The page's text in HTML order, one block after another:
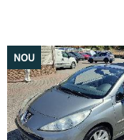
NOU